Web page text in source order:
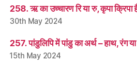
258. ऋ का उच्चारण रि या रु, कृपा क्रिपा
30th May 2024
257. पांडुलिपि में पांडु का अर्थ – हाथ, रंग या
15th May 2024